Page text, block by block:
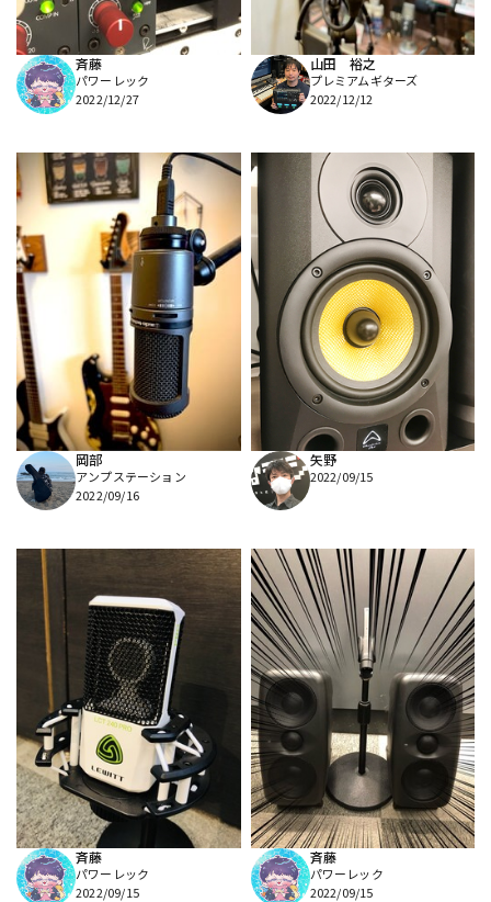
斉藤
パワーレック
2022/12/27
山田 裕之
プレミアムギターズ
2022/12/12
岡部
アンプステーション
2022/09/16
矢野
2022/09/15
斉藤
パワーレック
2022/09/15
斉藤
パワーレック
2022/09/15